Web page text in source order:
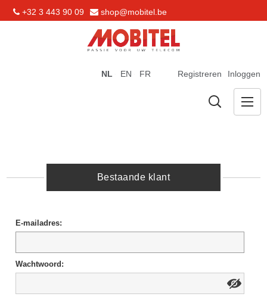
+32 3 443 90 09 shop@mobitel.be
Registreren Inloggen
NL EN FR
Bestaande klant
E-mailadres:
Wachtwoord: